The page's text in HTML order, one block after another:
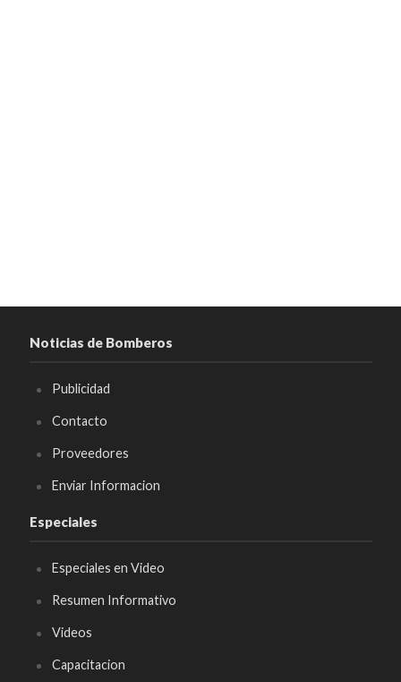
Noticias de Bomberos
Publicidad
Contacto
Proveedores
Enviar Informacion
Especiales
Especiales en Video
Resumen Informativo
Videos
Capacitacion